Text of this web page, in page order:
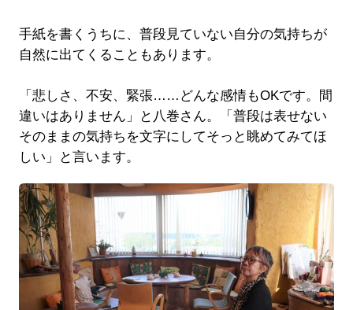
手紙を書くうちに、普段見ていない自分の気持ちが
自然に出てくることもあります。
「悲しさ、不安、緊張……どんな感情もOKです。間
違いはありません」と八巻さん。「普段は表せない
そのままの気持ちを文字にしてそっと眺めてみてほ
しい」と言います。